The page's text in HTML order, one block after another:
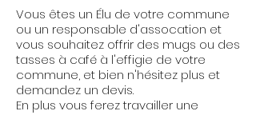
Vous êtes un Élu de votre commune
ou un responsable d'assocation et
vous souhaitez offrir des mugs ou des
tasses à café à l'effigie de votre
commune, et bien n'hésitez plus et
demandez un devis.
En plus vous ferez travailler une